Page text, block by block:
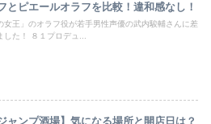
とピエールオラフを比較！違和感なし！
女王」のオラフ役が若手男性声優の武内駿輔さんに差
した！ ８１プロデュ...
ャンプ酒場】気になる場所と開店日は？